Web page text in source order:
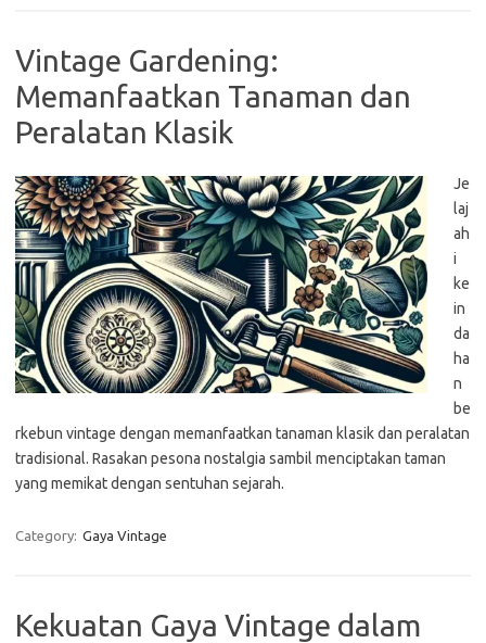
Vintage Gardening:
Memanfaatkan Tanaman dan
Peralatan Klasik
Je
laj
ah
i
ke
in
da
ha
n
be
rkebun vintage dengan memanfaatkan tanaman klasik dan peralatan
tradisional. Rasakan pesona nostalgia sambil menciptakan taman
yang memikat dengan sentuhan sejarah.
Category: Gaya Vintage
Kekuatan Gaya Vintage dalam